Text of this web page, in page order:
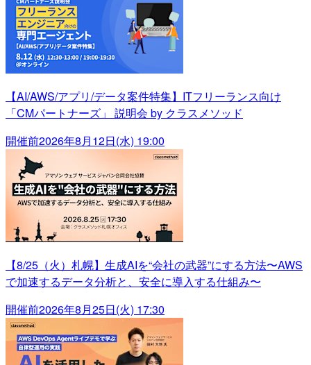
【AI/AWS/アプリ/データ案件特集】ITフリーランス向け
「CMパートナーズ」 説明会 by クラスメソッド
開催前2026年8月12日(水) 19:00
【8/25（火）札幌】生成AIを“会社の武器”にする方法〜AWS
で加速するデータ分析と、安全に導入する仕組み〜
開催前2026年8月25日(火) 17:30